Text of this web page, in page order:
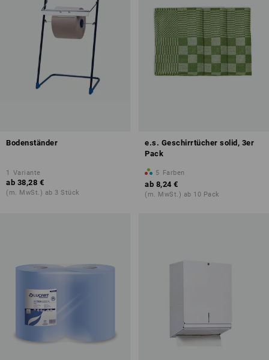
Bodenständer
1 Variante
ab 38,28 €
(m. MwSt.) ab 3 Stück
e.s. Geschirrtücher solid, 3er
Pack
5 Farben
ab 8,24 €
(m. MwSt.) ab 10 Pack